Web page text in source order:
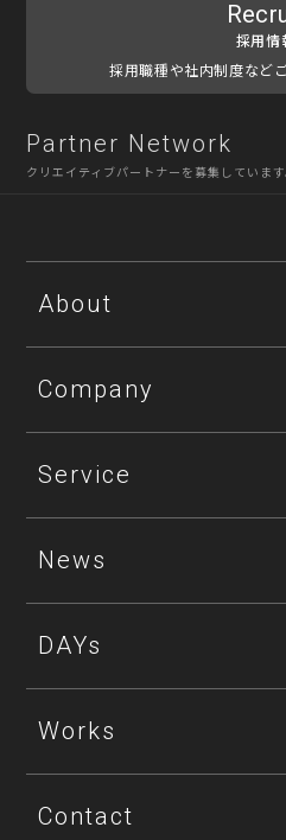
採用情
採用職種や社内制度など
Partner Network
クリエイティブパートナーを募集しています
About
Company
Service
News
DAYs
Works
Contact